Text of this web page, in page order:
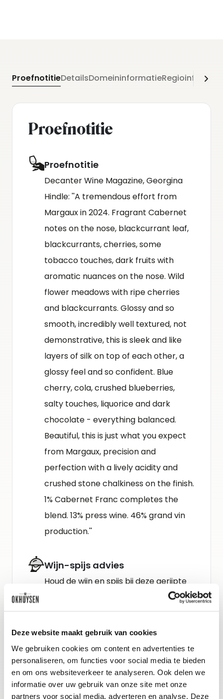
Deze website maakt gebruik van cookies
We gebruiken cookies om content en advertenties te
personaliseren, om functies voor social media te bieden
en om ons websiteverkeer te analyseren. Ook delen we
informatie over uw gebruik van onze site met onze
partners voor social media, adverteren en analyse. Deze
chocolate - everything balanced. Beautiful, this is
just what you expect from Margaux, precision and
perfection with a lively acidity and crushed stone
chalkiness on the finish. 1% Cabernet Franc
completes the blend. 13% press wine. 46% grand
vin production.''
ProefnotitieDetailsDomeininformatie
Proefnotitie
Proefnotitie
Decanter Wine Magazine, Georgina
Hindle: ''A tremendous effort from
Margaux in 2024. Fragrant Cabernet
notes on the nose, blackcurrant leaf,
blackcurrants, cherries, some
tobacco touches, dark fruits with
aromatic nuances on the nose. Wild
flower meadows with ripe cherries
and blackcurrants. Glossy and so
smooth, incredibly well textured, not
demonstrative, this is sleek and like
layers of silk on top of each other, a
glossy feel and so confident. Blue
cherry, cola, crushed blueberries,
salty touches, liquorice and dark
chocolate - everything balanced.
Beautiful, this is just what you expect
from Margaux, precision and
perfection with a lively acidity and
crushed stone chalkiness on the finish.
1% Cabernet Franc completes the
blend. 13% press wine. 46% grand vin
production.''
Wijn-spijs advies
Houd de wijn en spijs bij deze gerijpte
Bordeaux betrekkelijk eenvoudig. Past
structuur, bijvoorbeeld bij gebraden
rood vlees, zoals lam of wild met
klassieke sauzen, groenten en
aardappelen uit de oven. Ook heerlijk
bij harde kazen met lange rijping.